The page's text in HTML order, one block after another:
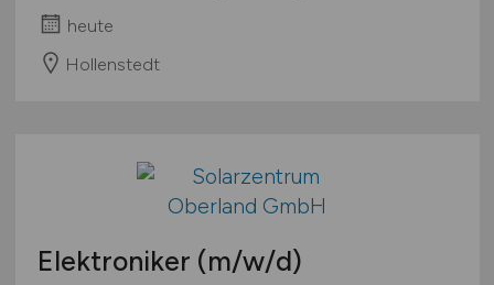
heute
Hollenstedt
Elektroniker (m/w/d)